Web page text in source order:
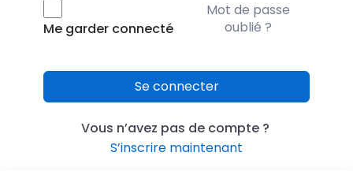
Me garder connecté
Mot de passe
oublié ?
Se connecter
Vous n’avez pas de compte ?
S’inscrire maintenant